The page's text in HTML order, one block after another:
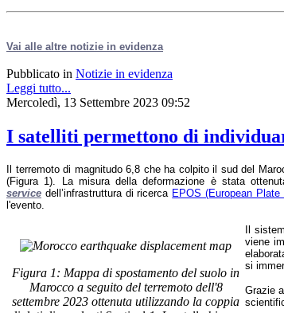
Vai alle altre notizie in evidenza
Pubblicato in Notizie in evidenza
Leggi tutto...
Mercoledì, 13 Settembre 2023 09:52
I satelliti permettono di
Il terremoto di magnitudo 6,8 che ha colpito il sud del
(Figura 1). La misura della deformazione è stata
service dell’infrastruttura di ricerca EPOS (European
l'evento.
Figura 1: Mappa di spostamento del suolo in
Marocco a seguito del terremoto dell'8
settembre 2023 ottenuta utilizzando la coppia
Il
viene
si
Grazie